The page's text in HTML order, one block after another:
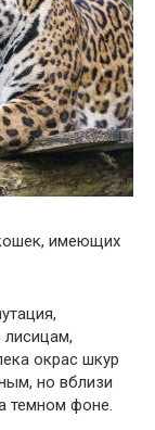
имеющих
окрас шкур
но вблизи
темном фоне.